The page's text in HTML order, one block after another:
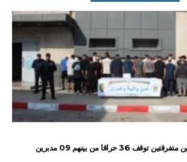
شرطة وهران في عمليتين متفرقتين توقف 36 حراقا من بينهم 09 مدبرين